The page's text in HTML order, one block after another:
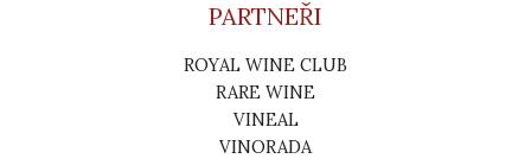
PARTNEŘI
ROYAL WINE CLUB
RARE WINE
VINEAL
VINORADA